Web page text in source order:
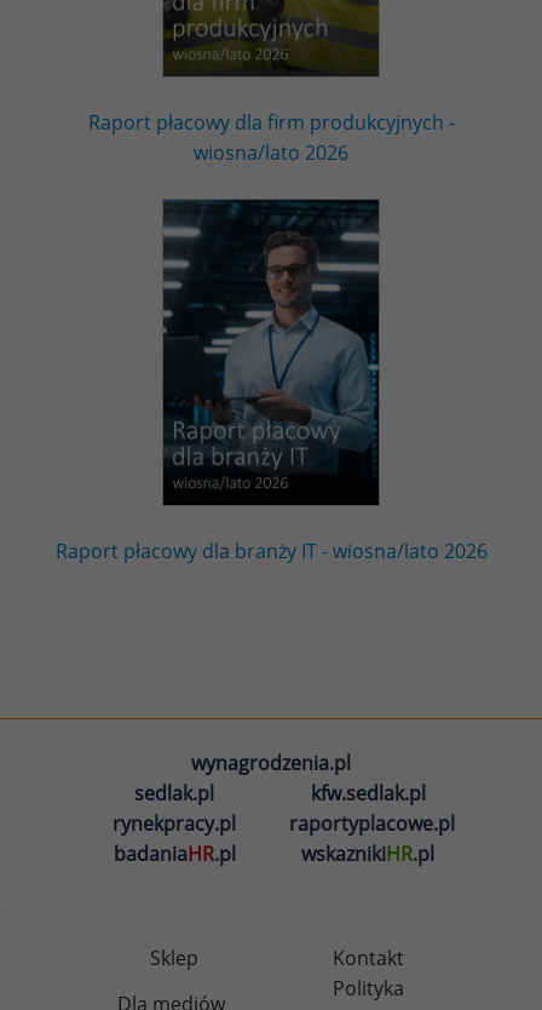
Raport płacowy dla firm produkcyjnych -
wiosna/lato 2026
Raport płacowy dla branży IT - wiosna/lato 2026
wynagrodzenia.pl
sedlak.pl
kfw.sedlak.pl
rynekpracy.pl
raportyplacowe.pl
badaniaHR.pl wskaznikiHR.pl
Sklep
Kontakt
Dla mediów
Polityka